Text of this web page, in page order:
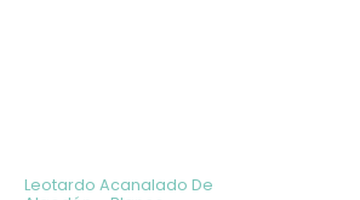
Leotardo Acanalado Deelegir